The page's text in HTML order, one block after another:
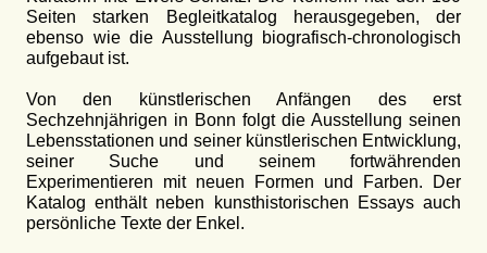
Seiten starken Begleitkatalog herausgegeben, der
ebenso wie die Ausstellung biografisch-chronologisch
aufgebaut ist.
Von den künstlerischen Anfängen des erst
Sechzehnjährigen in Bonn folgt die Ausstellung seinen
Lebensstationen und seiner künstlerischen Entwicklung,
seiner Suche und seinem fortwährenden
Experimentieren mit neuen Formen und Farben. Der
Katalog enthält neben kunsthistorischen Essays auch
persönliche Texte der Enkel.